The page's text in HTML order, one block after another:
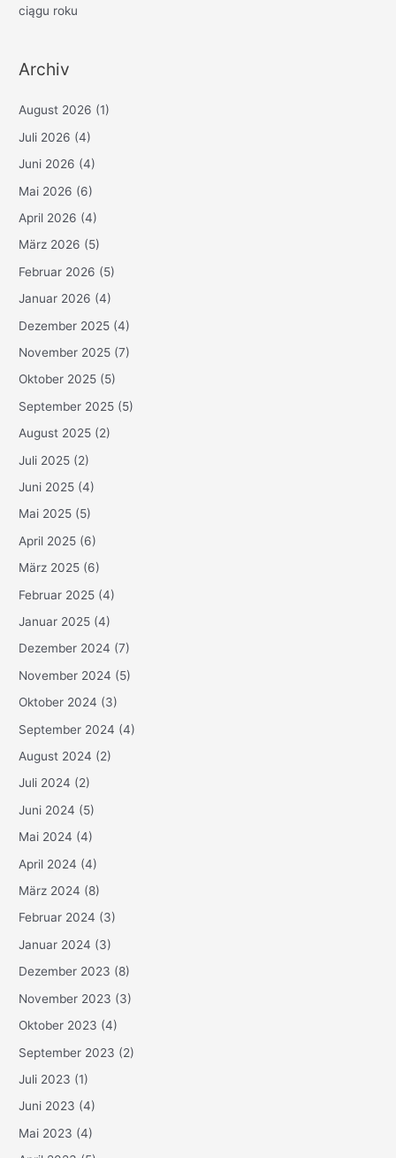
ciągu roku
Archiv
August 2026 (1)
Juli 2026 (4)
Juni 2026 (4)
Mai 2026 (6)
April 2026 (4)
März 2026 (5)
Februar 2026 (5)
Januar 2026 (4)
Dezember 2025 (4)
November 2025 (7)
Oktober 2025 (5)
September 2025 (5)
August 2025 (2)
Juli 2025 (2)
Juni 2025 (4)
Mai 2025 (5)
April 2025 (6)
März 2025 (6)
Februar 2025 (4)
Januar 2025 (4)
Dezember 2024 (7)
November 2024 (5)
Oktober 2024 (3)
September 2024 (4)
August 2024 (2)
Juli 2024 (2)
Juni 2024 (5)
Mai 2024 (4)
April 2024 (4)
März 2024 (8)
Februar 2024 (3)
Januar 2024 (3)
Dezember 2023 (8)
November 2023 (3)
Oktober 2023 (4)
September 2023 (2)
Juli 2023 (1)
Juni 2023 (4)
Mai 2023 (4)